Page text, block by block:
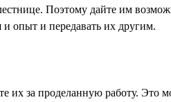
Поэтому дайте им
опыт и передавать их другим.
их за проделанную работу. Это